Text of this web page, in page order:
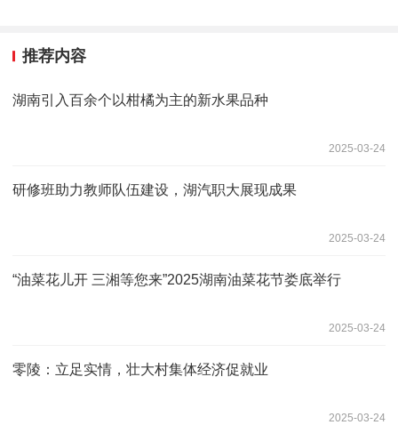
推荐内容
湖南引入百余个以柑橘为主的新水果品种
2025-03-24
研修班助力教师队伍建设，湖汽职大展现成果
2025-03-24
“油菜花儿开 三湘等您来”2025湖南油菜花节娄底举行
2025-03-24
零陵：立足实情，壮大村集体经济促就业
2025-03-24